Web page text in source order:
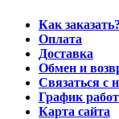
Как заказать?
Оплата
Доставка
Обмен и
Связаться с
График
Карта сайта